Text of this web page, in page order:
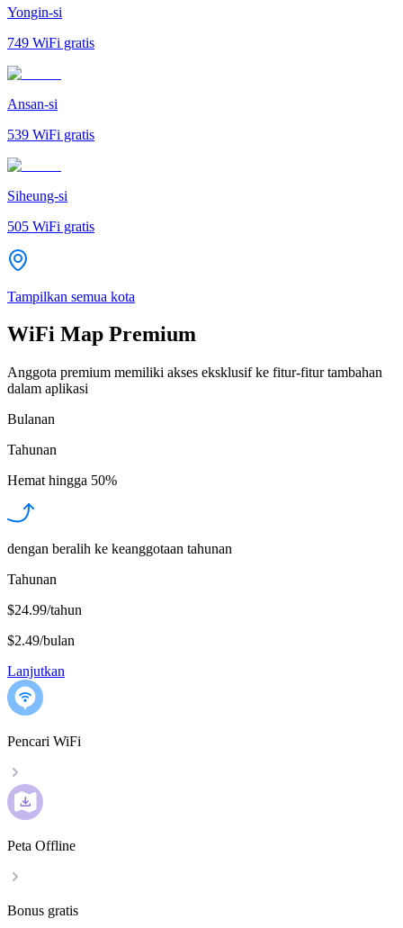
Yongin-si
749 WiFi gratis
Ansan-si
539 WiFi gratis
Siheung-si
505 WiFi gratis
Tampilkan semua kota
WiFi Map Premium
Anggota premium memiliki akses eksklusif ke fitur-fitur tambahan
dalam aplikasi
Bulanan
Tahunan
Hemat hingga 50%
dengan beralih ke keanggotaan tahunan
Tahunan
$24.99/tahun
$2.49/bulan
Lanjutkan
Pencari WiFi
Peta Offline
Bonus gratis